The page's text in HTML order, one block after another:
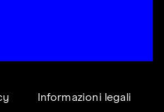
Informazioni legali